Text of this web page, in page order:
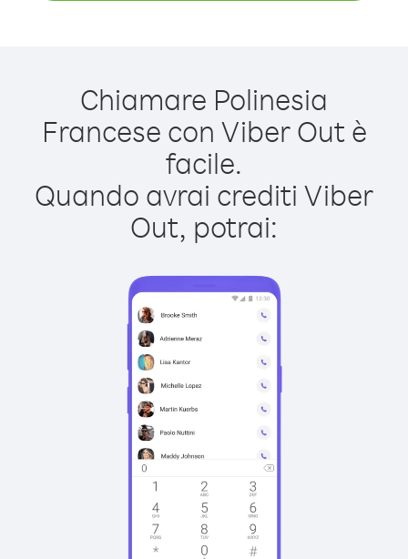
Chiamare Polinesia
Francese con Viber Out è
facile.
Quando avrai crediti Viber
Out, potrai: